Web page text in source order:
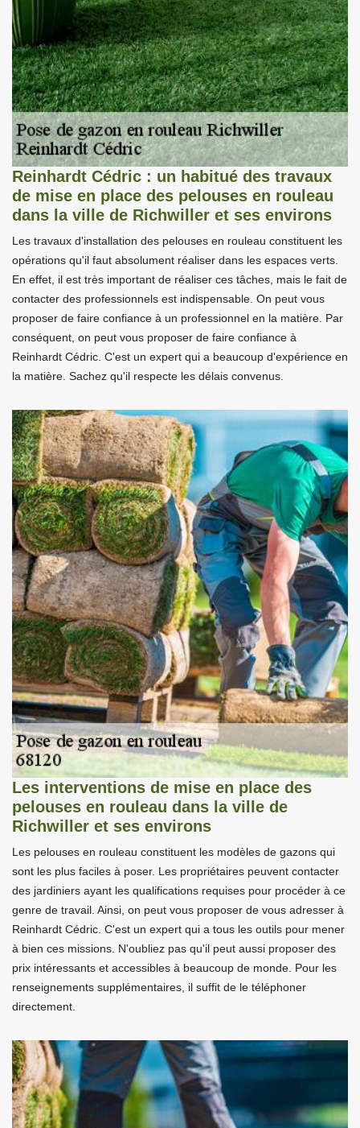
Reinhardt Cédric : un habitué des travaux
de mise en place des pelouses en rouleau
dans la ville de Richwiller et ses environs
Les travaux d'installation des pelouses en rouleau constituent les
opérations qu'il faut absolument réaliser dans les espaces verts.
En effet, il est très important de réaliser ces tâches, mais le fait de
contacter des professionnels est indispensable. On peut vous
proposer de faire confiance à un professionnel en la matière. Par
conséquent, on peut vous proposer de faire confiance à
Reinhardt Cédric. C'est un expert qui a beaucoup d'expérience en
la matière. Sachez qu'il respecte les délais convenus.
Les interventions de mise en place des
pelouses en rouleau dans la ville de
Richwiller et ses environs
Les pelouses en rouleau constituent les modèles de gazons qui
sont les plus faciles à poser. Les propriétaires peuvent contacter
des jardiniers ayant les qualifications requises pour procéder à ce
genre de travail. Ainsi, on peut vous proposer de vous adresser à
Reinhardt Cédric. C'est un expert qui a tous les outils pour mener
à bien ces missions. N'oubliez pas qu'il peut aussi proposer des
prix intéressants et accessibles à beaucoup de monde. Pour les
renseignements supplémentaires, il suffit de le téléphoner
directement.